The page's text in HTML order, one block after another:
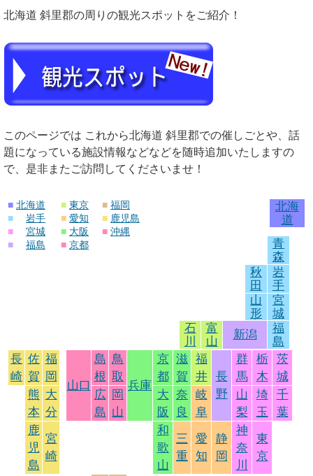
北海道 斜里郡の周りの観光スポットをご紹介！
このページでは これから北海道 斜里郡での催しごとや、話
題になっている施設情報などなどを随時追加いたしますの
で、是非またご訪問してくださいませ！
■ 北海道
■
岩手
■
宮城
■
福島
■ 東京
■ 愛知
■ 大阪
■ 京都
■ 福岡
■ 鹿児島
■ 沖縄
北海
道
青
森
秋
田
岩
手
山
形
宮
城
石
川
富
山
新潟
福
島
長
崎
佐
賀
福
岡
山口
島
根
鳥
取
兵庫
京
都
滋
賀
福
井
長
野
群
馬
栃
木
茨
城
熊
本
大
分
広
島
岡
山
大
阪
奈
良
岐
阜
山
梨
埼
玉
千
葉
鹿
児
島
宮
崎
和
歌
山
三
重
愛
知
静
岡
神
奈
川
東
京